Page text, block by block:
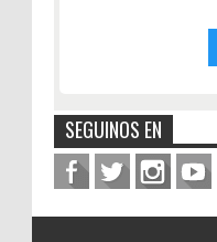
SEGUINOS EN